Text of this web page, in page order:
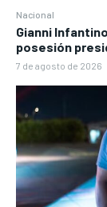
Nacional
Gianni
posesión
7 de agosto de 2026